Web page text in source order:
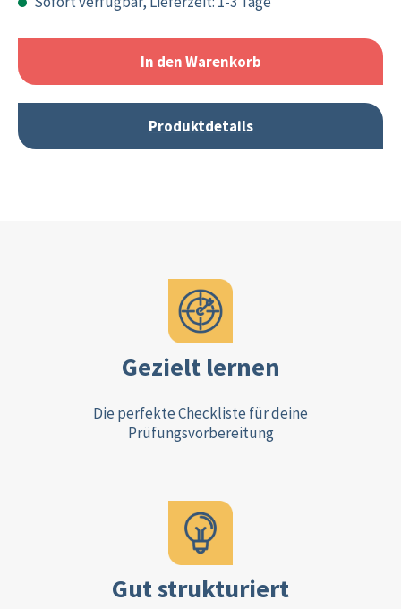
In den Warenkorb
Produktdetails
Gezielt lernen
Gut strukturiert
Die perfekte Checkliste für deine
Prüfungsvorbereitung